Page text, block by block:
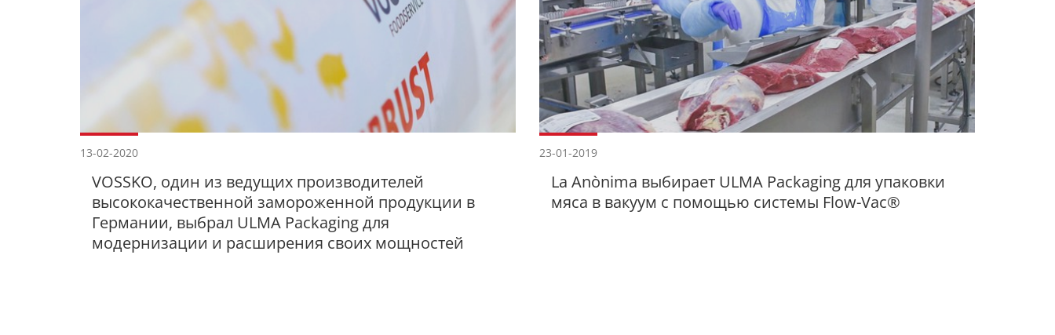
13-02-2020
VOSSKO, один из ведущих производителей
высококачественной замороженной продукции в
Германии, выбрал ULMA Packaging для
модернизации и расширения своих мощностей
23-01-2019
La Anònima выбирает ULMA Packaging для упаковки
мяса в вакуум с помощью системы Flow-Vac®